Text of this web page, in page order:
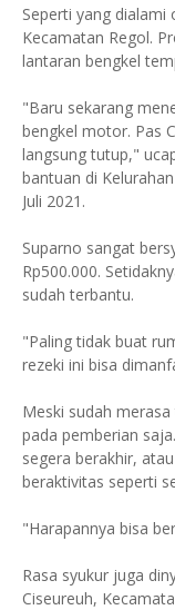
Seperti yang dialami
Kecamatan Regol.
lantaran bengkel
"Baru sekarang
bengkel motor. Pas
langsung tutup,"
bantuan di
Juli 2021.
Suparno sangat
Rp500.000.
sudah terbantu.
"Paling tidak buat
rezeki ini bisa
Meski sudah
pada pemberian
segera berakhir,
beraktivitas seperti
"Harapannya bisa
Rasa syukur juga
Ciseureuh,